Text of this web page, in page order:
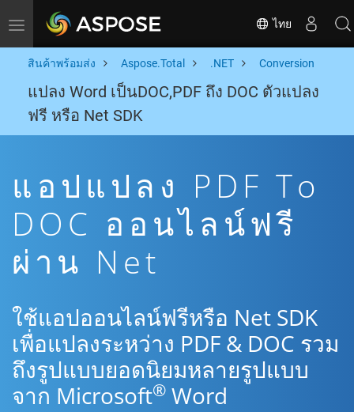
Toggle navigation ไทย
สินค้าพร้อมส่ง Aspose.Total .NET Conversion
แปลง Word เป็นDOC,PDF ถึง DOC ตัวแปลง
ฟรี หรือ Net SDK
แอปแปลง PDF To
DOC ออนไลน์ฟรี
ผ่าน Net
ใช้แอปออนไลน์ฟรีหรือ Net SDK
เพื่อแปลงระหว่าง PDF & DOC รวม
ถึงรูปแบบยอดนิยมหลายรูปแบบ
จาก Microsoft® Word